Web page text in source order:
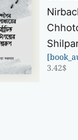
3.42$